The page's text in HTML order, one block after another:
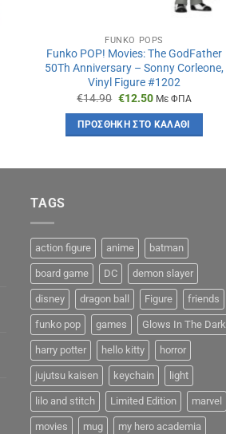
FUNKO POPS
Funko POP! Movies: The GodFather
50Th Anniversary – Sonny Corleone,
Vinyl Figure #1202
€14.90 Original
was:
€14.90.
€12.50Η
τιμή
είναι:
Με ΦΠΑ
ΠΡΟΣΘΉΚΗ ΣΤΟ ΚΑΛΆΘΙ
TAGS
action figure anime batman
board game DC demon slayer
disney dragon ball Figure friends
funko pop games Glows In The Dark
harry potter hello kitty horror
jujutsu kaisen keychain light
lilo and stitch Limited Edition marvel
movies mug my hero academia